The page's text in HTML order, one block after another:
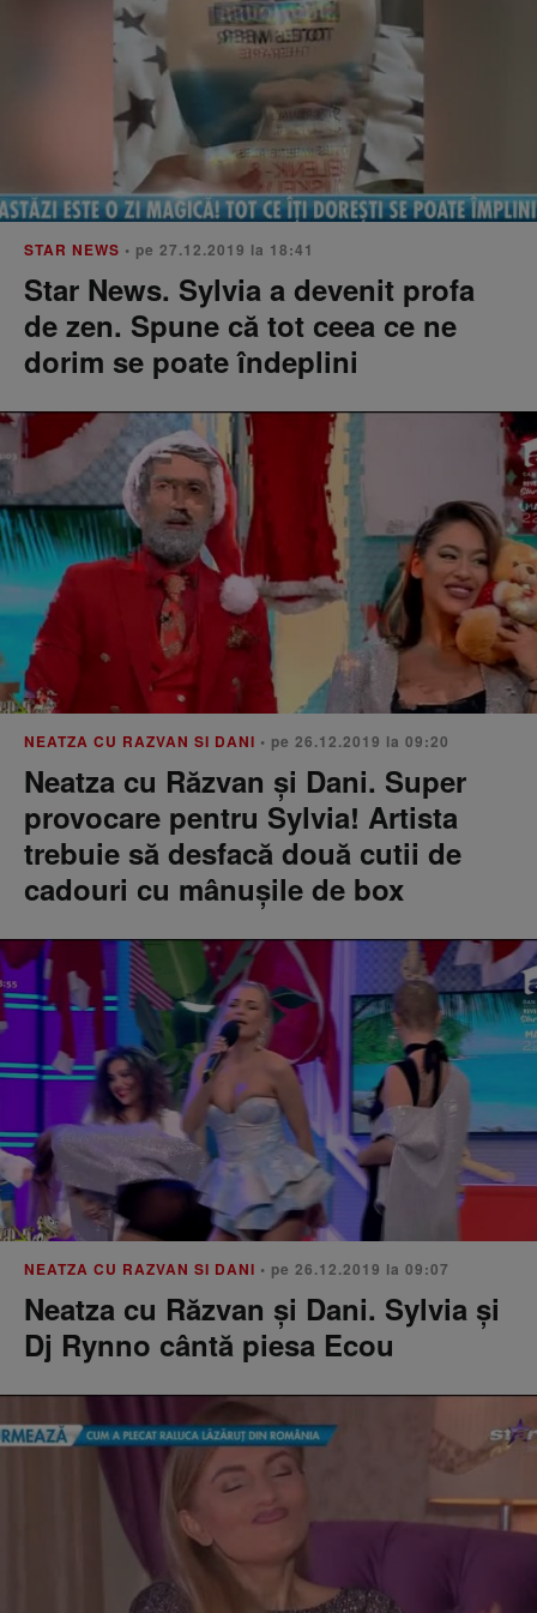
STAR NEWS • pe 27.12.2019 la 18:41
Star News. Sylvia a devenit profa
de zen. Spune că tot ceea ce ne
dorim se poate îndeplini
NEATZA CU RAZVAN SI DANI • pe 26.12.2019 la 09:20
Neatza cu Răzvan și Dani. Super
provocare pentru Sylvia! Artista
trebuie să desfacă două cutii de
cadouri cu mânușile de box
NEATZA CU RAZVAN SI DANI • pe 26.12.2019 la 09:07
Neatza cu Răzvan și Dani. Sylvia și
Dj Rynno cântă piesa Ecou